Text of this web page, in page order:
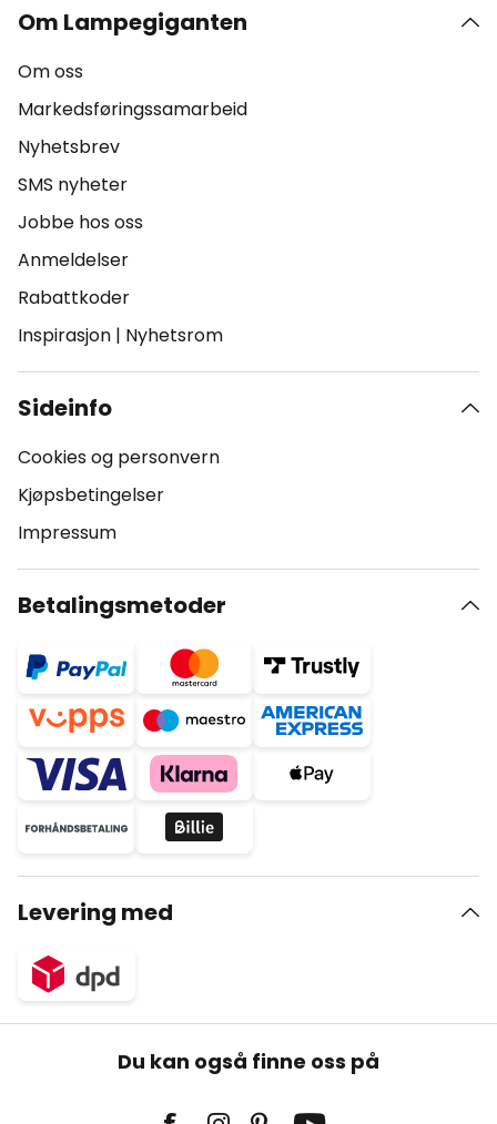
Om Lampegiganten
Om oss
Markedsføringssamarbeid
Nyhetsbrev
SMS nyheter
Jobbe hos oss
Anmeldelser
Rabattkoder
Inspirasjon | Nyhetsrom
Sideinfo
Cookies og personvern
Kjøpsbetingelser
Impressum
Betalingsmetoder
Levering med
Du kan også finne oss på